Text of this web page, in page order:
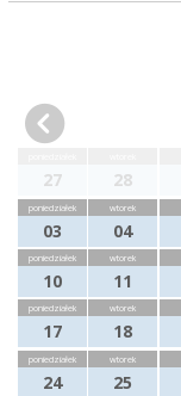
27 28
poniedziałek
03
wtorek
04
poniedziałek
10
wtorek
11
poniedziałek
17
wtorek
18
poniedziałek
24
wtorek
25